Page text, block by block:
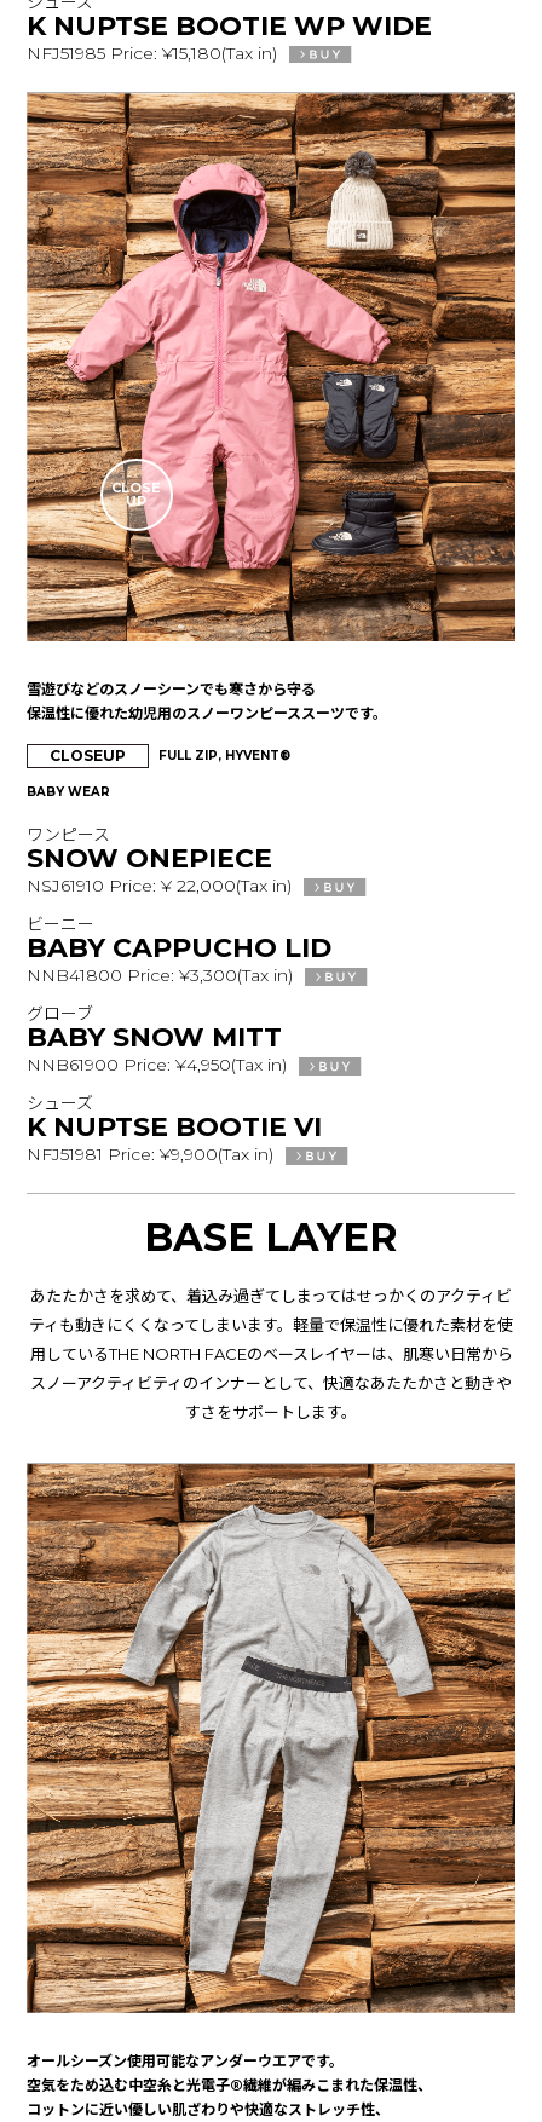
K NUPTSE BOOTIE WP WIDE
NFJ51985 Price: ¥15,180(Tax in)
CLOSE
UP
雪遊びなどのスノーシーンでも寒さから守る
保温性に優れた幼児用のスノーワンピーススーツです。
CLOSEUP FULL ZIP, HYVENT®
BABY WEAR
ワンピース
SNOW ONEPIECE
NSJ61910 Price: ¥ 22,000(Tax in)
ビーニー
BABY CAPPUCHO LID
NNB41800 Price: ¥3,300(Tax in)
グローブ
BABY SNOW MITT
NNB61900 Price: ¥4,950(Tax in)
シューズ
K NUPTSE BOOTIE VI
NFJ51981 Price: ¥9,900(Tax in)
BASE LAYER
あたたかさを求めて、着込み過ぎてしまってはせっかくのアクティビ
ティも動きにくくなってしまいます。軽量で保温性に優れた素材を使
用しているTHE NORTH FACEのベースレイヤーは、肌寒い日常から
スノーアクティビティのインナーとして、快適なあたたかさと動きや
すさをサポートします。
オールシーズン使用可能なアンダーウエアです。
空気をため込む中空糸と光電子®繊維が編みこまれた保温性、
コットンに近い優しい肌ざわりや快適なストレッチ性、